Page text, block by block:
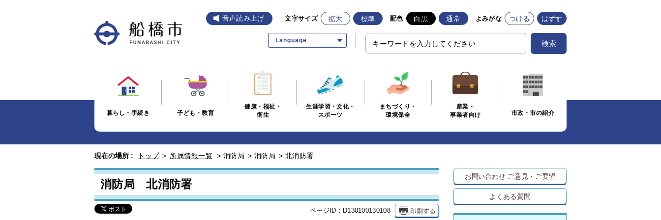
音声読み上げ 文字サイズ 拡大 標準 配色 白黒 通常 よみがな つける はずす
Language 検索
暮らし・手続き 子ども・教育
健康・福祉・
衛生
生涯学習・文化・
スポーツ
まちづくり・
環境保全
産業・
事業者向け
市政・市の紹介
現在の場所 : トップ > 所属情報一覧 > 消防局 > 消防局 > 北消防署
消防局 北消防署
ページID：D130100130108 印刷する
お問い合わせ ご意見・ご要望
よくある質問